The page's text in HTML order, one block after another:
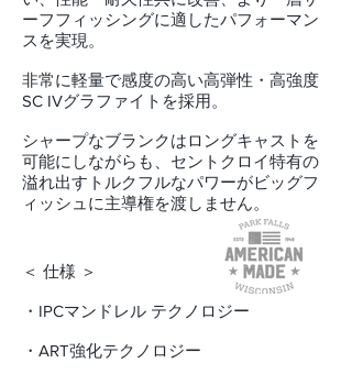
ーフフィッシングに適したパフォーマン
スを実現。
非常に軽量で感度の高い高弾性・高強度
SC IVグラファイトを採用。
シャープなブランクはロングキャストを
可能にしながらも、セントクロイ特有の
溢れ出すトルクフルなパワーがビッグフ
ィッシュに主導権を渡しません。
＜ 仕様 ＞
・IPCマンドレル テクノロジー
・ART強化テクノロジー